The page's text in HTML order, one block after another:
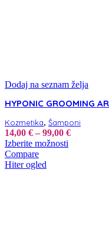
Dodaj na seznam želja
HYPONIC GROOMING
Kozmetika, Šamponi
14,00 € – 99,00 €Cenovni
Izberite možnosti
Compare
Hiter ogled